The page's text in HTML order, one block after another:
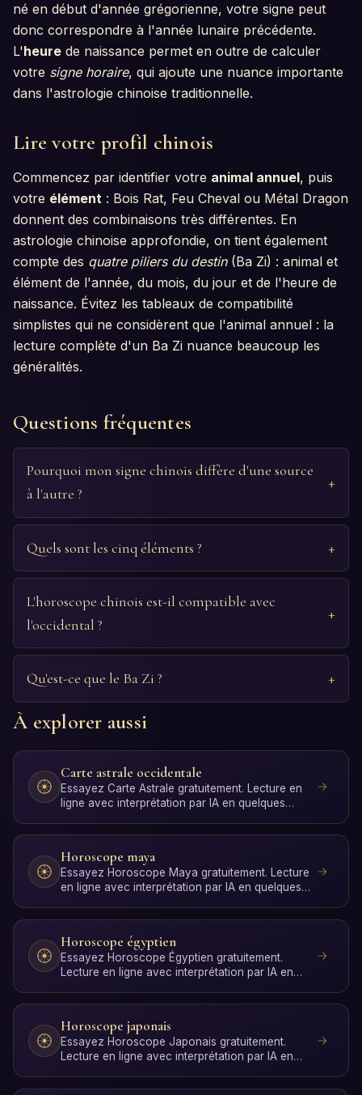
né en début d'année grégorienne, votre signe peut
donc correspondre à l'année lunaire précédente.
L'heure de naissance permet en outre de calculer
votre signe horaire, qui ajoute une nuance importante
dans l'astrologie chinoise traditionnelle.
Lire votre profil chinois
Commencez par identifier votre animal annuel, puis
votre élément : Bois Rat, Feu Cheval ou Métal Dragon
donnent des combinaisons très différentes. En
astrologie chinoise approfondie, on tient également
compte des quatre piliers du destin(Ba Zi) : animal et
élément de l'année, du mois, du jour et de l'heure de
naissance. Évitez les tableaux de compatibilité
simplistes qui ne considèrent que l'animal annuel : la
lecture complète d'un Ba Zi nuance beaucoup les
généralités.
Questions fréquentes
Pourquoi mon signe chinois diffère d'une source
à l'autre ?
Quels sont les cinq éléments ?
L'horoscope chinois est-il compatible avec
l'occidental ?
Qu'est-ce que le Ba Zi ?
À explorer aussi
Carte astrale occidentale
Essayez Carte Astrale gratuitement. Lecture en
ligne avec interprétation par IA en quelques
Horoscope maya
Essayez Horoscope Maya gratuitement. Lecture
en ligne avec interprétation par IA en quelques
Horoscope égyptien
Essayez Horoscope Égyptien gratuitement.
Lecture en ligne avec interprétation par IA en
Horoscope japonais
Essayez Horoscope Japonais gratuitement.
Lecture en ligne avec interprétation par IA en